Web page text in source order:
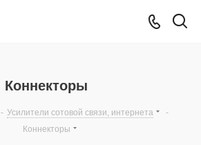
Коннекторы
- Усилители сотовой связи, интернета
-
Коннекторы